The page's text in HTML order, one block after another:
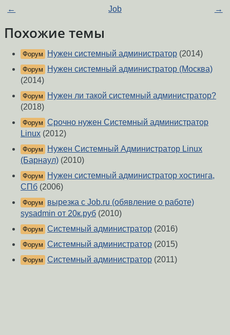
← Job →
Похожие темы
Форум Нужен системный администратор (2014)
Форум
Нужен системный администратор (Москва)
(2014)
Форум
Нужен ли такой системный администратор?
(2018)
Форум Срочно нужен Системный администратор
Linux (2012)
Форум
Нужен Системный Администратор Linux
(Барнаул) (2010)
Форум
Нужен системный администратор хостинга,
СПб (2006)
Форум
вырезка с Job.ru (обявление о работе)
sysadmin от 20к.руб (2010)
Форум Системный администратор (2016)
Форум Системный администратор (2015)
Форум Системный администратор (2011)